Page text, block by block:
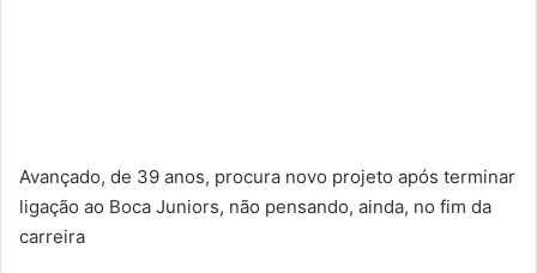
Avançado, de 39 anos, procura novo projeto após terminar
ligação ao Boca Juniors, não pensando, ainda, no fim da
carreira